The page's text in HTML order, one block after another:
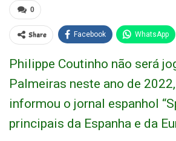
0
Share Facebook WhatsApp
Philippe Coutinho não será
Palmeiras neste ano de
informou o jornal espanhol
principais da Espanha e da